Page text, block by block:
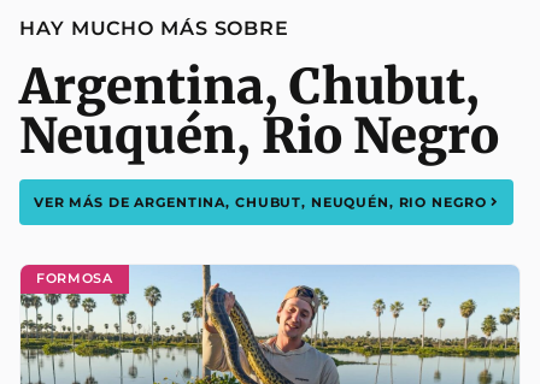
HAY MUCHO MÁS SOBRE
Argentina, Chubut,
Neuquén, Rio Negro
VER MÁS DEARGENTINA, CHUBUT, NEUQUÉN, RIO NEGRO
FORMOSA